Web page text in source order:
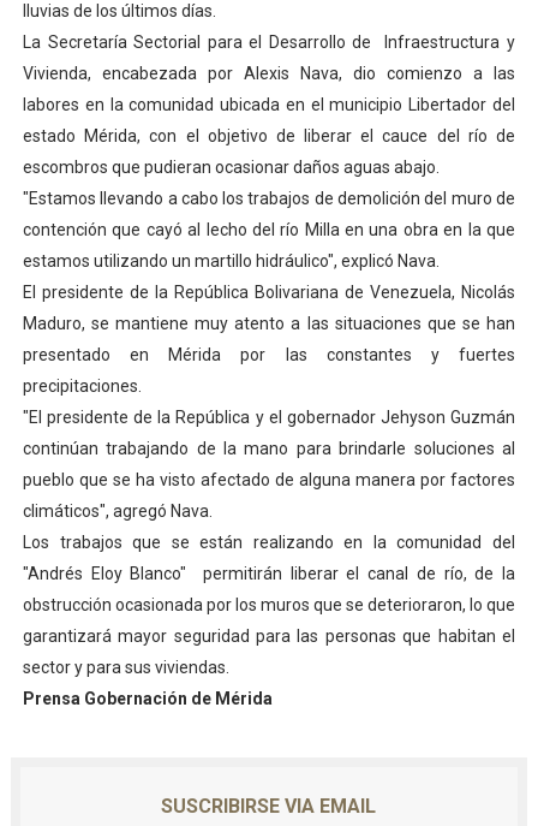
Expertos inspeccionan espacios del OAN para la
Dictan MasterClass en el marco del Encuentro LAGO
Campo Elías avanza con plan de asfaltado
Encuentro estadal fortalece la coordinación de
Gobernador Arnaldo Sánchez apadrina a más de 993
Plan Quirúrgico Regional llega a Pueblo Llano con la
lluvias de los últimos días.
La Secretaría Sectorial para el Desarrollo de Infraestructura y
Vivienda, encabezada por Alexis Nava, dio comienzo a las
labores en la comunidad ubicada en el municipio Libertador del
estado Mérida, con el objetivo de liberar el cauce del río de
escombros que pudieran ocasionar daños aguas abajo.
"Estamos llevando a cabo los trabajos de demolición del muro de
contención que cayó al lecho del río Milla en una obra en la que
estamos utilizando un martillo hidráulico", explicó Nava.
El presidente de la República Bolivariana de Venezuela, Nicolás
Maduro, se mantiene muy atento a las situaciones que se han
presentado en Mérida por las constantes y fuertes
precipitaciones.
"El presidente de la República y el gobernador Jehyson Guzmán
continúan trabajando de la mano para brindarle soluciones al
pueblo que se ha visto afectado de alguna manera por factores
climáticos", agregó Nava.
Los trabajos que se están realizando en la comunidad del
"Andrés Eloy Blanco" permitirán liberar el canal de río, de la
obstrucción ocasionada por los muros que se deterioraron, lo que
garantizará mayor seguridad para las personas que habitan el
sector y para sus viviendas.
Prensa Gobernación de Mérida
SUSCRIBIRSE VIA EMAIL